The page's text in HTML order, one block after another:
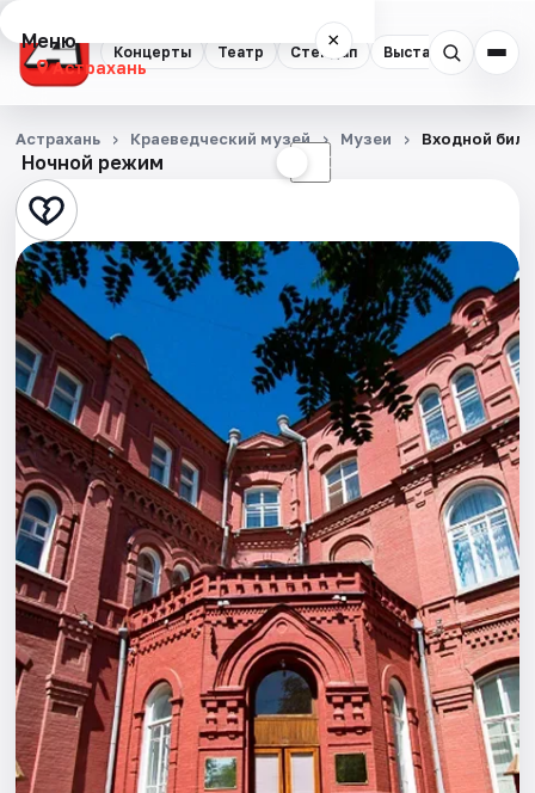
Концерты Театр Стендап Выставки
Меню ×
Астрахань
Концерты
Театр
Стендап
Выставки
Квесты
Экскурсии
Спорт
События
Города
Площадки
Артисты
Рейтинги
Ночной режим ☾
Астрахань Краеведческий музей Музеи Входной